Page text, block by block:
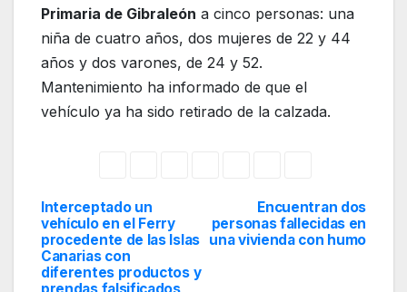
Primaria de Gibraleón a cinco personas: una
niña de cuatro años, dos mujeres de 22 y 44
años y dos varones, de 24 y 52.
Mantenimiento ha informado de que el
vehículo ya ha sido retirado de la calzada.
Navegación
de
Encuentran dos
personas fallecidas en
una vivienda con humo
Interceptado un
vehículo en el Ferry
procedente de las Islas
Canarias con
diferentes productos y